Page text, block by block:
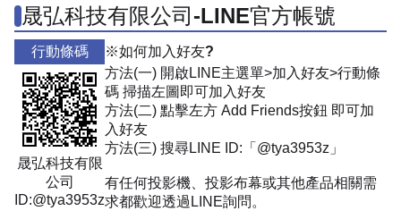
晟弘科技有限公司-LINE官方帳號
行動條碼
晟弘科技有限
公司
ID:@tya3953z
※如何加入好友?
方法(一) 開啟LINE主選單>加入好友>行動條
碼 掃描左圖即可加入好友
方法(二) 點擊左方 Add Friends按鈕 即可加
入好友
方法(三) 搜尋LINE ID:「@tya3953z」
有任何投影機、投影布幕或其他產品相關需
求都歡迎透過LINE詢問。